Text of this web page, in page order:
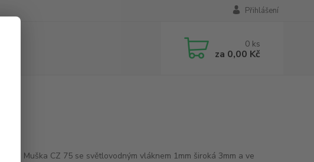
Přihlášení
0 ks
za 0,00 Kč
Muška CZ 75 se světlovodným vláknem 1mm široká 3mm a ve